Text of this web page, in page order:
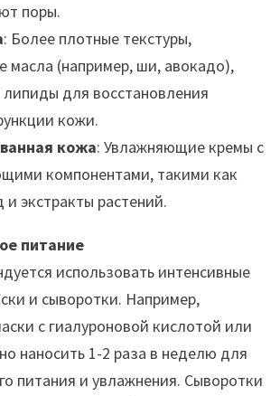
поры.
: Более плотные текстуры,
масла (например, ши, авокадо),
для восстановления
кожи.
кожа: Увлажняющие кремы с
компонентами, такими как
экстракты растений.
питание
использовать интенсивные
и сыворотки. Например,
с гиалуроновой кислотой или
наносить 1-2 раза в неделю для
питания и увлажнения. Сыворотки